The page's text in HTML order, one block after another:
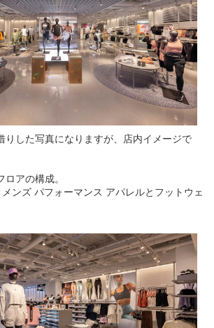
りした写真になりますが、店内イメージで
アの構成。
ンズ パフォーマンス アパレルとフットウェ